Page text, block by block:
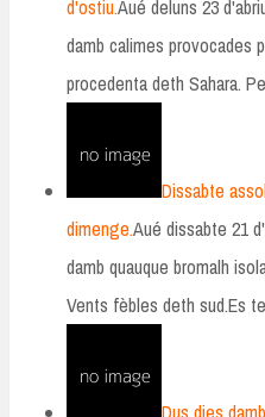
d'ostiu.Aué deluns 23
damb calimes provocades
procedenta deth Sahara.
Dissabte
dimenge.Aué dissabte 21
damb quauque bromalh
Vents fèbles deth sud.Es